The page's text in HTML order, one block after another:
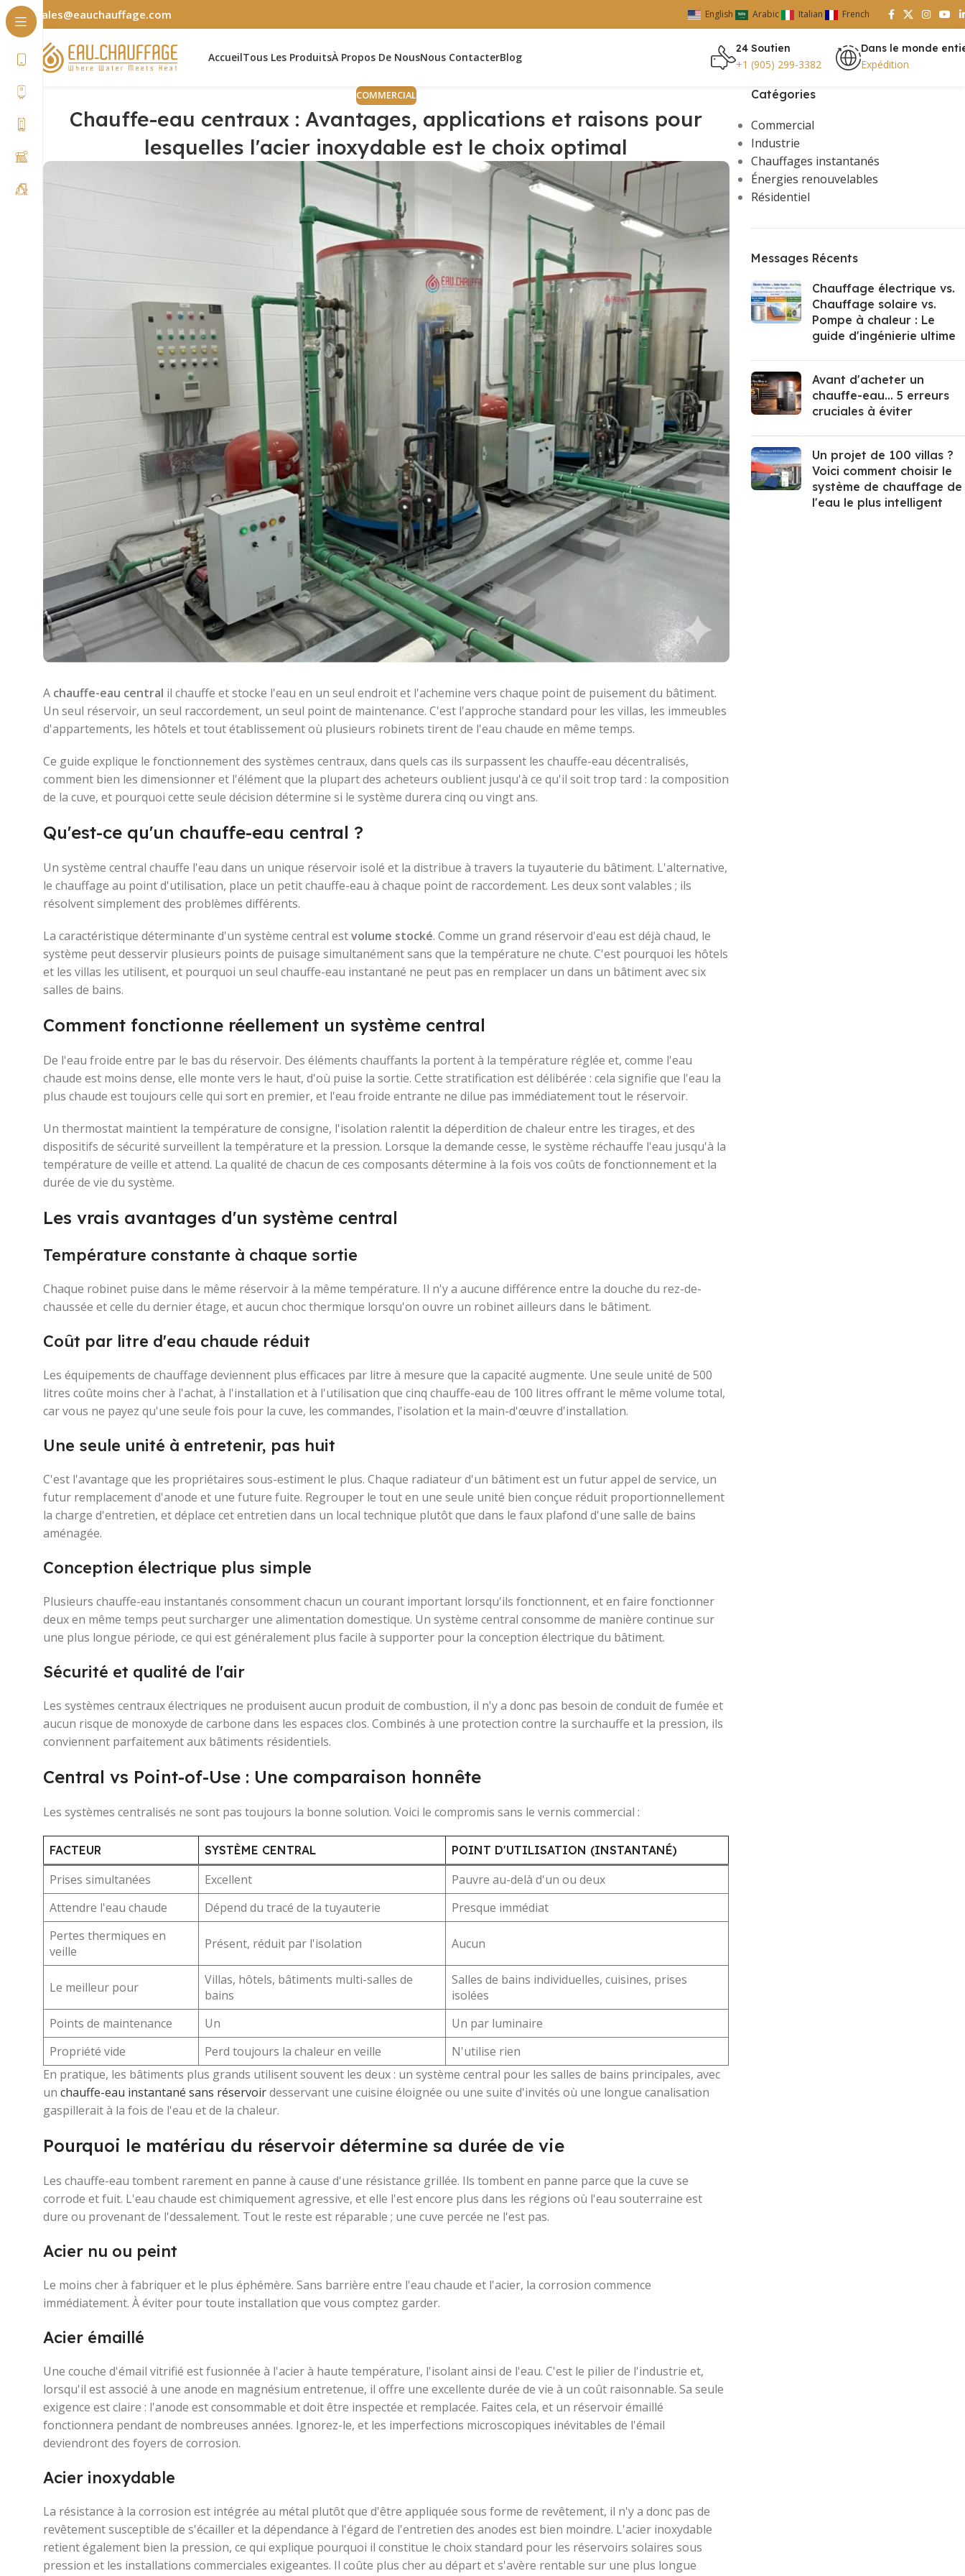
sales@eauchauffage.com English Arabic Italian French
AccueilTous Les ProduitsÀ Propos De NousNous ContacterBlog
24 Soutien
+1 (905) 299-3382
Dans le monde
Expédition
COMMERCIAL
Chauffe-eau centraux : Avantages, applications et raisons pour
lesquelles l'acier inoxydable est le choix optimal
A chauffe-eau central il chauffe et stocke l'eau en un seul endroit et l'achemine vers chaque point de puisement du bâtiment.
Un seul réservoir, un seul raccordement, un seul point de maintenance. C'est l'approche standard pour les villas, les immeubles
d'appartements, les hôtels et tout établissement où plusieurs robinets tirent de l'eau chaude en même temps.
Ce guide explique le fonctionnement des systèmes centraux, dans quels cas ils surpassent les chauffe-eau décentralisés,
comment bien les dimensionner et l'élément que la plupart des acheteurs oublient jusqu'à ce qu'il soit trop tard : la composition
de la cuve, et pourquoi cette seule décision détermine si le système durera cinq ou vingt ans.
Qu'est-ce qu'un chauffe-eau central ?
Un système central chauffe l'eau dans un unique réservoir isolé et la distribue à travers la tuyauterie du bâtiment. L'alternative,
le chauffage au point d'utilisation, place un petit chauffe-eau à chaque point de raccordement. Les deux sont valables ; ils
résolvent simplement des problèmes différents.
La caractéristique déterminante d'un système central estvolume stocké. Comme un grand réservoir d'eau est déjà chaud, le
système peut desservir plusieurs points de puisage simultanément sans que la température ne chute. C'est pourquoi les hôtels
et les villas les utilisent, et pourquoi un seul chauffe-eau instantané ne peut pas en remplacer un dans un bâtiment avec six
salles de bains.
Comment fonctionne réellement un système central
De l'eau froide entre par le bas du réservoir. Des éléments chauffants la portent à la température réglée et, comme l'eau
chaude est moins dense, elle monte vers le haut, d'où puise la sortie. Cette stratification est délibérée : cela signifie que l'eau la
plus chaude est toujours celle qui sort en premier, et l'eau froide entrante ne dilue pas immédiatement tout le réservoir.
Un thermostat maintient la température de consigne, l'isolation ralentit la déperdition de chaleur entre les tirages, et des
dispositifs de sécurité surveillent la température et la pression. Lorsque la demande cesse, le système réchauffe l'eau jusqu'à la
température de veille et attend. La qualité de chacun de ces composants détermine à la fois vos coûts de fonctionnement et la
durée de vie du système.
Les vrais avantages d'un système central
Température constante à chaque sortie
Chaque robinet puise dans le même réservoir à la même température. Il n'y a aucune différence entre la douche du rez-de-
chaussée et celle du dernier étage, et aucun choc thermique lorsqu'on ouvre un robinet ailleurs dans le bâtiment.
Coût par litre d'eau chaude réduit
Les équipements de chauffage deviennent plus efficaces par litre à mesure que la capacité augmente. Une seule unité de 500
litres coûte moins cher à l'achat, à l'installation et à l'utilisation que cinq chauffe-eau de 100 litres offrant le même volume total,
car vous ne payez qu'une seule fois pour la cuve, les commandes, l'isolation et la main-d'œuvre d'installation.
Une seule unité à entretenir, pas huit
C'est l'avantage que les propriétaires sous-estiment le plus. Chaque radiateur d'un bâtiment est un futur appel de service, un
futur remplacement d'anode et une future fuite. Regrouper le tout en une seule unité bien conçue réduit proportionnellement
la charge d'entretien, et déplace cet entretien dans un local technique plutôt que dans le faux plafond d'une salle de bains
aménagée.
Conception électrique plus simple
Plusieurs chauffe-eau instantanés consomment chacun un courant important lorsqu'ils fonctionnent, et en faire fonctionner
deux en même temps peut surcharger une alimentation domestique. Un système central consomme de manière continue sur
une plus longue période, ce qui est généralement plus facile à supporter pour la conception électrique du bâtiment.
Sécurité et qualité de l'air
Les systèmes centraux électriques ne produisent aucun produit de combustion, il n'y a donc pas besoin de conduit de fumée et
aucun risque de monoxyde de carbone dans les espaces clos. Combinés à une protection contre la surchauffe et la pression, ils
conviennent parfaitement aux bâtiments résidentiels.
Central vs Point-of-Use : Une comparaison honnête
Les systèmes centralisés ne sont pas toujours la bonne solution. Voici le compromis sans le vernis commercial :
FACTEUR SYSTÈME CENTRAL POINT D'UTILISATION (INSTANTANÉ)
Prises simultanées Excellent
Pauvre au-delà d'un ou deux
Attendre l'eau chaude
Dépend du tracé de la tuyauterie
Presque immédiat
Pertes thermiques en
veille
Présent, réduit par l'isolation Aucun
Le meilleur pour
Villas, hôtels, bâtiments multi-salles de
bains
Salles de bains individuelles, cuisines, prises
isolées
Points de maintenance
Un
Un par luminaire
Propriété vide
Perd toujours la chaleur en veille
N'utilise rien
En pratique, les bâtiments plus grands utilisent souvent les deux : un système central pour les salles de bains principales, avec
un chauffe-eau instantané sans réservoirdesservant une cuisine éloignée ou une suite d'invités où une longue canalisation
gaspillerait à la fois de l'eau et de la chaleur.
Pourquoi le matériau du réservoir détermine sa durée de vie
Les chauffe-eau tombent rarement en panne à cause d'une résistance grillée. Ils tombent en panne parce que la cuve se
corrode et fuit. L'eau chaude est chimiquement agressive, et elle l'est encore plus dans les régions où l'eau souterraine est
dure ou provenant de l'dessalement. Tout le reste est réparable ; une cuve percée ne l'est pas.
Acier nu ou peint
Le moins cher à fabriquer et le plus éphémère. Sans barrière entre l'eau chaude et l'acier, la corrosion commence
immédiatement. À éviter pour toute installation que vous comptez garder.
Acier émaillé
Une couche d'émail vitrifié est fusionnée à l'acier à haute température, l'isolant ainsi de l'eau. C'est le pilier de l'industrie et,
lorsqu'il est associé à une anode en magnésium entretenue, il offre une excellente durée de vie à un coût raisonnable. Sa seule
exigence est claire : l'anode est consommable et doit être inspectée et remplacée. Faites cela, et un réservoir émaillé
fonctionnera pendant de nombreuses années. Ignorez-le, et les imperfections microscopiques inévitables de l'émail
deviendront des foyers de corrosion.
Acier inoxydable
La résistance à la corrosion est intégrée au métal plutôt que d'être appliquée sous forme de revêtement, il n'y a donc pas de
revêtement susceptible de s'écailler et la dépendance à l'égard de l'entretien des anodes est bien moindre. L'acier inoxydable
retient également bien la pression, ce qui explique pourquoi il constitue le choix standard pour les réservoirs solaires sous
pression et les installations commerciales exigeantes. Il coûte plus cher au départ et s'avère rentable sur une plus longue
Catégories
Commercial
Industrie
Chauffages instantanés
Énergies renouvelables
Résidentiel
Messages Récents
Chauffage électrique vs.
Chauffage solaire vs.
Pompe à chaleur : Le
guide d'ingénierie ultime
Avant d'acheter un
chauffe-eau... 5 erreurs
cruciales à éviter
Un projet de 100 villas ?
Voici comment choisir le
système de chauffage de
l'eau le plus intelligent